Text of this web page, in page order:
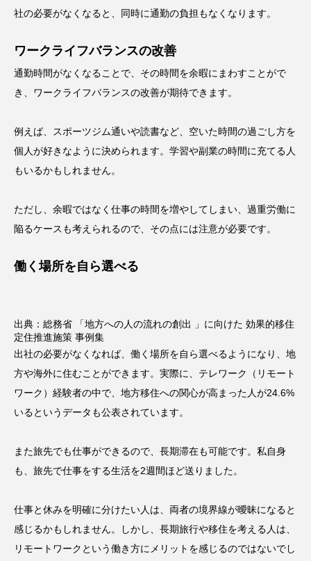
社の必要がなくなると、同時に通勤の負担もなくなります。
ワークライフバランスの改善
通勤時間がなくなることで、その時間を余暇にまわすことがで
き、ワークライフバランスの改善が期待できます。
例えば、スポーツジム通いや読書など、空いた時間の過ごし方を
個人が好きなように決められます。学習や副業の時間に充てる人
もいるかもしれません。
ただし、余暇ではなく仕事の時間を増やしてしまい、過重労働に
陥るケースも考えられるので、その点には注意が必要です。
働く場所を自ら選べる
出典： 総務省 「地方への人の流れの創出 」に向けた 効果的移住
定住推進施策 事例集
出社の必要がなくなれば、働く場所を自ら選べるようになり、地
方や海外に住むことができます。実際に、テレワーク（リモート
ワーク）経験者の中で、地方移住への関心が高まった人が24.6%
いるというデータも公表されています。
また旅先でも仕事ができるので、長期滞在も可能です。私自身
も、旅先で仕事をする生活を2週間ほど送りました。
仕事と休みを明確に分けたい人は、両者の境界線が曖昧になると
感じるかもしれません。しかし、長期旅行や移住を考える人は、
リモートワークという働き方にメリットを感じるのではないでし